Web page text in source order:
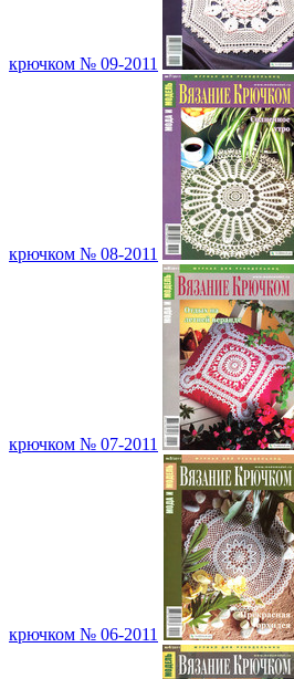
крючком № 09-2011
крючком № 08-2011
крючком № 07-2011
крючком № 06-2011